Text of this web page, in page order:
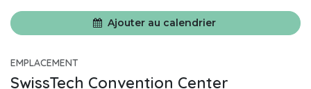
Ajouter au calendrier
EMPLACEMENT
SwissTech Convention Center